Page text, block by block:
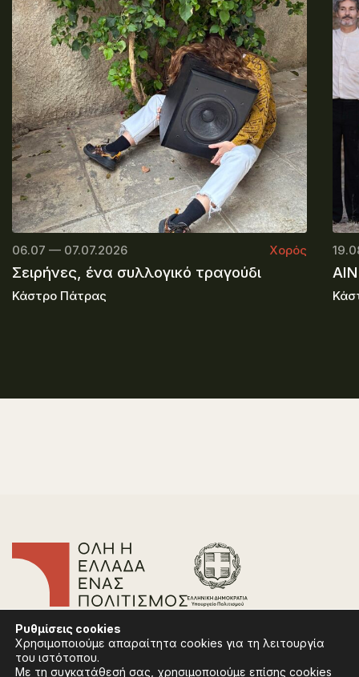
06.07 — 07.07.2026 Χορός
Σειρήνες, ένα συλλογικό τραγούδι
Κάστρο Πάτρας
Συχνές Ερωτήσεις
Πολιτική Απορρήτου
Όροι Χρήσης
Ρυθμίσεις cookies
Χρησιμοποιούμε απαραίτητα cookies για τη λειτουργία
του ιστότοπου.
Με τη συγκατάθεσή σας, χρησιμοποιούμε επίσης cookies